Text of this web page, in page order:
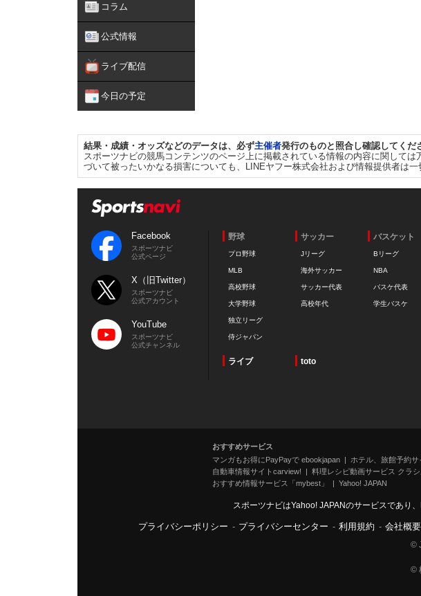
コラム
公式情報
ライブ配信
今日の予定
結果・成績・オッズなどのデータは、必ず主催者発行のものと照合し確認してくだ
スポーツナビの競馬コンテンツのページ上に掲載されている情報の内容に関して
づいて被ったいかなる損害についても、LINEヤフー株式会社および情報提供者は一
Facebook
スポーツナビ
公式ページ
X（旧Twitter）
スポーツナビ
公式アカウント
YouTube
スポーツナビ
公式チャンネル
野球
プロ野球
MLB
高校野球
大学野球
独立リーグ
侍ジャパン
サッカー
Jリーグ
海外サッカー
サッカー代表
高校年代
バスケット
Bリーグ
NBA
バスケ代表
学生バスケ
ライブ toto
おすすめサービス
マンガもお得にPayPayで ebookjapan
ホテル、旅館予約
自動車情報サイトcarview!
料理レシピ動画サービス クラ
おすすめ情報サービス「mybest」
Yahoo! JAPAN
スポーツナビはYahoo! JAPANのサービスであり
プライバシーポリシー - プライバシーセンター - 利用規約 - 会社概要
©
©